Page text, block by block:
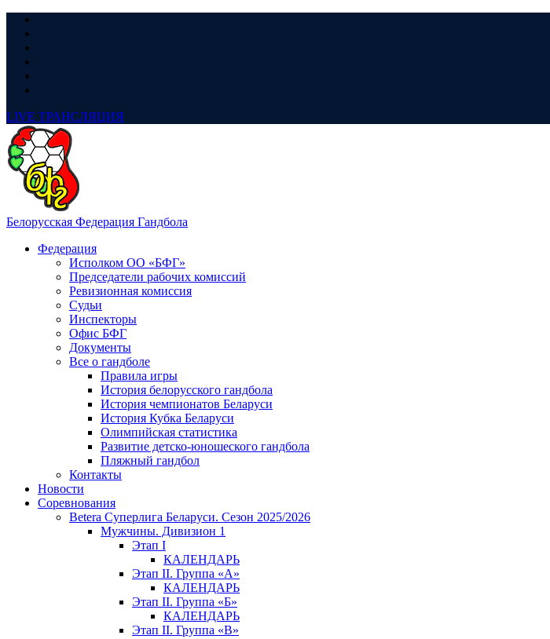
LIVE ТРАНСЛЯЦИЯ
Белорусская Федерация Гандбола
Федерация
Исполком ОО «БФГ»
Председатели рабочих комиссий
Ревизионная комиссия
Судьи
Инспекторы
Офис БФГ
Документы
Все о гандболе
Правила игры
История белорусского гандбола
История чемпионатов Беларуси
История Кубка Беларуси
Олимпийская статистика
Развитие детско-юношеского гандбола
Пляжный гандбол
Контакты
Новости
Соревнования
Betera Суперлига Беларуси. Сезон 2025/2026
Мужчины. Дивизион 1
Этап I
КАЛЕНДАРЬ
Этап II. Группа «А»
КАЛЕНДАРЬ
Этап II. Группа «Б»
КАЛЕНДАРЬ
Этап II. Группа «В»